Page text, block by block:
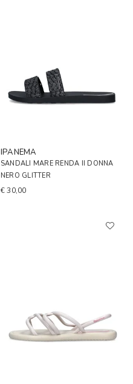
IPANEMA
SANDALI MARE RENDA II DONNA
NERO GLITTER
€ 30,00